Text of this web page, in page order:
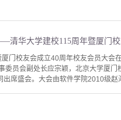
清华大学建校115周年暨厦门
门校友会成立40周年校友会员大会
委员会副处长应宗颖，北京大学厦
席盛会。大会由软件学院2010级